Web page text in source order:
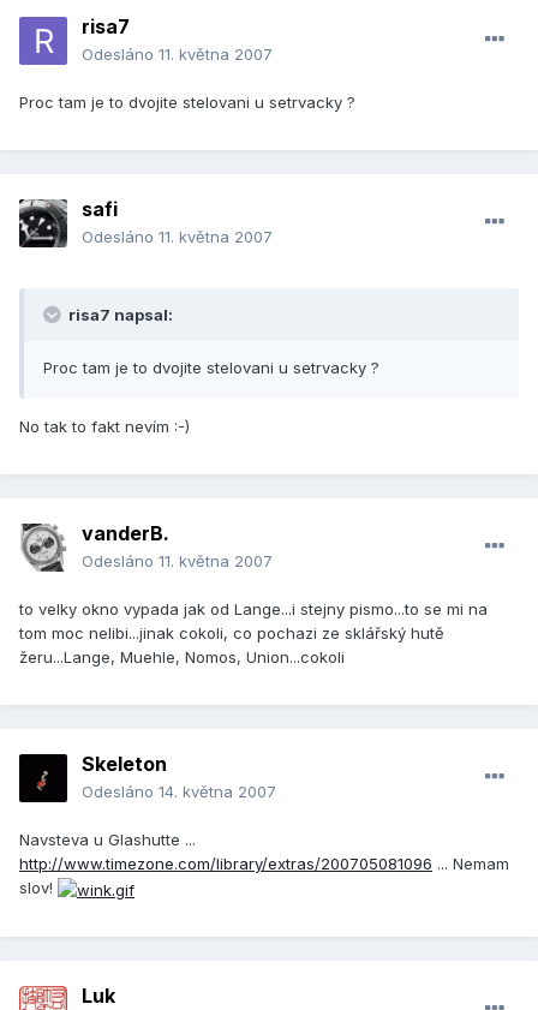
risa7
Odesláno 11. května 2007
Proc tam je to dvojite stelovani u setrvacky ?
safi
Odesláno 11. května 2007
risa7 napsal:
Proc tam je to dvojite stelovani u setrvacky ?
No tak to fakt nevím :-)
vanderB.
Odesláno 11. května 2007
to velky okno vypada jak od Lange...i stejny pismo...to se mi na
tom moc nelibi...jinak cokoli, co pochazi ze sklářský hutě
žeru...Lange, Muehle, Nomos, Union...cokoli
Skeleton
Odesláno 14. května 2007
Navsteva u Glashutte ...
http://www.timezone.com/library/extras/200705081096 ... Nemam
slov!
Luk